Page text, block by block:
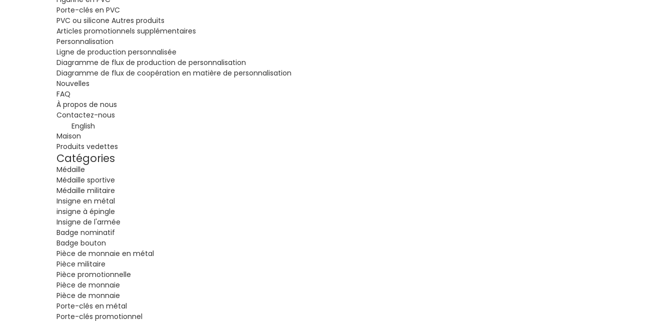
Porte-clés en PVC
PVC ou silicone Autres produits
Articles promotionnels supplémentaires
Personnalisation
Ligne de production personnalisée
Diagramme de flux de production de personnalisation
Diagramme de flux de coopération en matière de personnalisation
Nouvelles
FAQ
À propos de nous
Contactez-nous
English
Maison
Produits vedettes
Catégories
Médaille
Médaille sportive
Médaille militaire
Insigne en métal
insigne à épingle
Insigne de l'armée
Badge nominatif
Badge bouton
Pièce de monnaie en métal
Pièce militaire
Pièce promotionnelle
Pièce de monnaie
Pièce de monnaie
Porte-clés en métal
Porte-clés promotionnel